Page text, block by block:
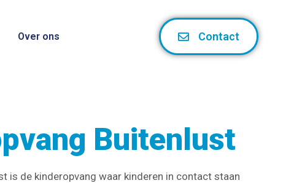
Over ons Contact
Buitenlust
is de kinderopvang waar kinderen in contact staan